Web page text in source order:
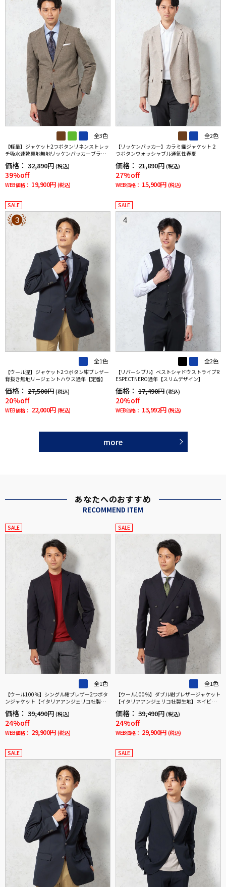
全3色
【軽量】ジャケット2つボタンリネンストレッ
チ吸水速乾裏地無地リッケンバッカーブラッ
ク春夏
価格： 32,890円 (税込)
39%off
WEB価格： 19,900円 (税込)
全2色
【リッケンバッカー】カラミ織ジャケット２
つボタンウォッシャブル通気性春夏
価格： 21,890円 (税込)
27%off
WEB価格： 15,900円 (税込)
SALE
3
全1色
【ウール混】ジャケット2つボタン紺ブレザー
背抜き無地リージェントハウス通年【定番】
価格： 27,500円 (税込)
20%off
WEB価格： 22,000円 (税込)
SALE
4
全2色
【リバーシブル】ベストシャドウストライプR
ESPECTNERO通年【スリムデザイン】
価格： 17,490円 (税込)
20%off
WEB価格： 13,992円 (税込)
more
あなたへのおすすめ
RECOMMEND ITEM
SALE
全1色
【ウール100％】シングル紺ブレザー2つボタ
ンジャケット【イタリアアンジェリコ社製生
地】ネイビー無地リッケンバッカー通年
価格： 39,490円 (税込)
24%off
WEB価格： 29,900円 (税込)
SALE
全1色
【ウール100％】ダブル紺ブレザージャケット
【イタリアアンジェリコ社製生地】ネイビー
無地リッケンバッカー通年
価格： 39,490円 (税込)
24%off
WEB価格： 29,900円 (税込)
SALE SALE